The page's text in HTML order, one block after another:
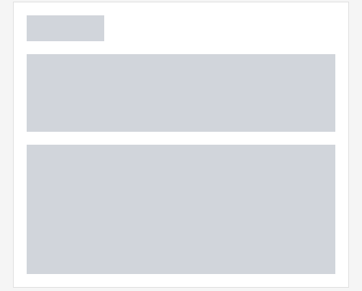
Hráč šipek
Zóna úchopu šipky
Délka šipky (mm)